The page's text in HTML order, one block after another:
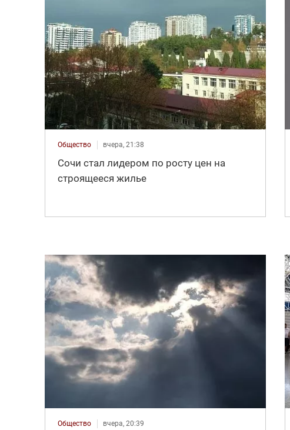
Общество вчера, 21:38
Сочи стал лидером по росту цен на
строящееся жилье
Общество вчера, 20:39